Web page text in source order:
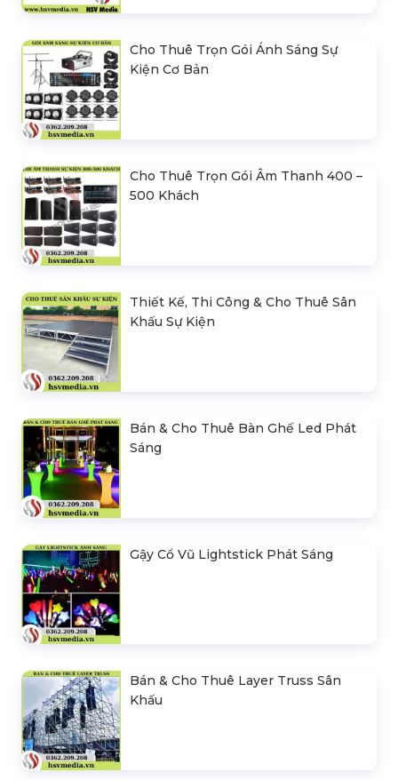
Cho Thuê Trọn Gói Ánh Sáng Sự
Kiện Cơ Bản
Cho Thuê Trọn Gói Âm Thanh 400 –
500 Khách
Thiết Kế, Thi Công & Cho Thuê Sân
Khấu Sự Kiện
Bán & Cho Thuê Bàn Ghế Led Phát
Sáng
Gậy Cổ Vũ Lightstick Phát Sáng
Bán & Cho Thuê Layer Truss Sân
Khấu